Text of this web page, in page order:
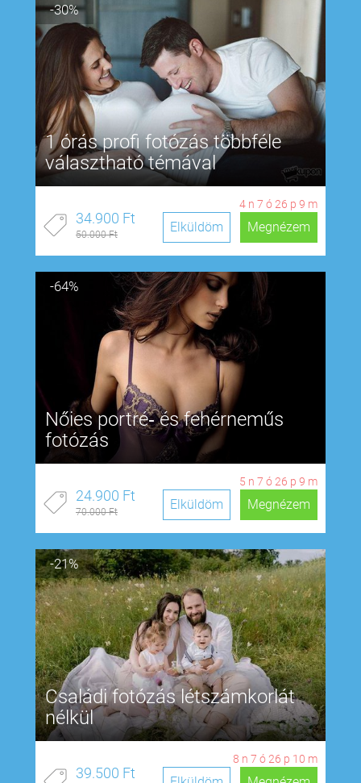
-30%
1 órás profi fotózás többféle
választható témával
4 n 7 ó 26 p 8 m
34.900 Ft
50.000 Ft Megnézem
Elküldöm
-64%
Nőies portré‑ és fehérneműs
fotózás
5 n 7 ó 26 p 8 m
24.900 Ft
70.000 Ft Megnézem
Elküldöm
-21%
Családi fotózás létszámkorlát
nélkül
8 n7 ó26 p9 m
39.500 Ft